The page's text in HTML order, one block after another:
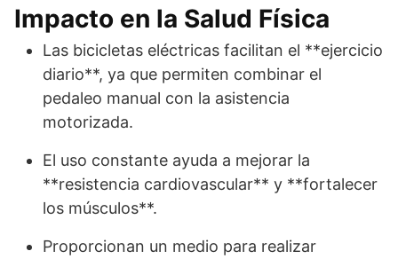
Impacto en la Salud Física
Las bicicletas eléctricas facilitan el **ejercicio
diario**, ya que permiten combinar el
pedaleo manual con la asistencia
motorizada.
El uso constante ayuda a mejorar la
**resistencia cardiovascular** y **fortalecer
los músculos**.
Proporcionan un medio para realizar